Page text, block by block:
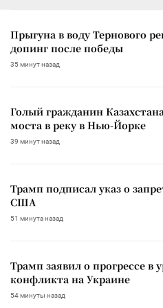
Прыгуна в воду Тернового
допинг после победы
35 минут назад
Голый гражданин
моста в реку в Нью-Йорке
39 минут назад
Трамп подписал указ о
США
51 минута назад
Трамп заявил о прогрессе в
конфликта на Украине
54 минуты назад